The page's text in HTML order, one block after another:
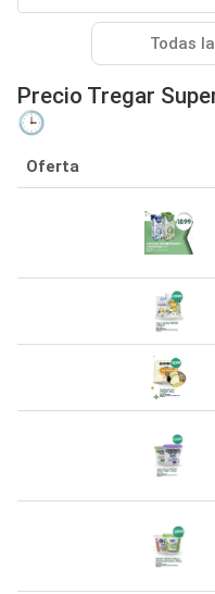
Todas
Precio Tregar
🕒
Oferta